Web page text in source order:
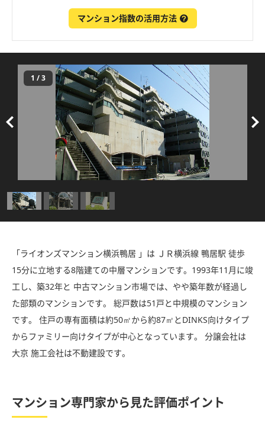
マンション指数の活用方法
1 /3
「ライオンズマンション横浜鴨居 」は ＪＲ横浜線 鴨居駅 徒歩
15分に立地する8階建ての中層マンションです。1993年11月に竣
工し、築32年と 中古マンション市場では、やや築年数が経過し
た部類のマンションです。 総戸数は51戸と中規模のマンション
です。 住戸の専有面積は約50㎡から約87㎡とDINKS向けタイプ
からファミリー向けタイプが中心となっています。 分譲会社は
大京 施工会社は不動建設です。
マンション専門家から見た評価ポイント